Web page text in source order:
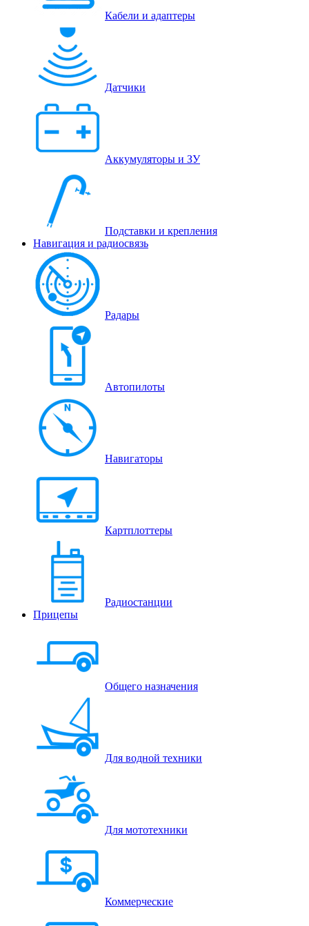
Кабели и адаптеры
Датчики
Аккумуляторы и ЗУ
Подставки и крепления
Навигация и радиосвязь
Радары
Автопилоты
Навигаторы
Картплоттеры
Радиостанции
Прицепы
Общего назначения
Для водной техники
Для мототехники
Коммерческие